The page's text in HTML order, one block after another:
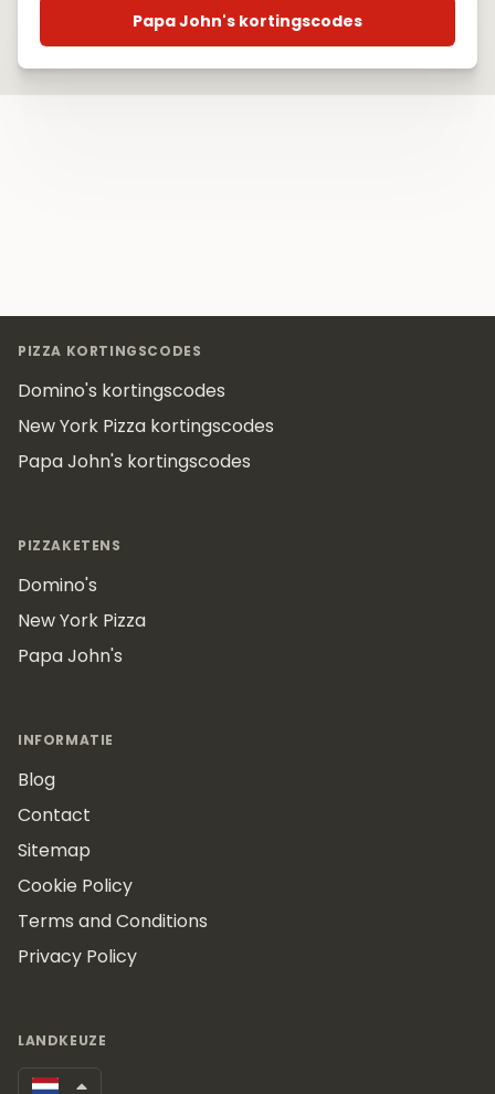
Papa John's kortingscodes
PIZZA KORTINGSCODES
Domino's kortingscodes
New York Pizza kortingscodes
Papa John's kortingscodes
PIZZAKETENS
Domino's
New York Pizza
Papa John's
INFORMATIE
Blog
Contact
Sitemap
Cookie Policy
Terms and Conditions
Privacy Policy
LANDKEUZE